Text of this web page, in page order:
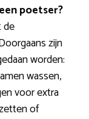
poetser?
de
zijn
worden:
wassen,
voor extra
of